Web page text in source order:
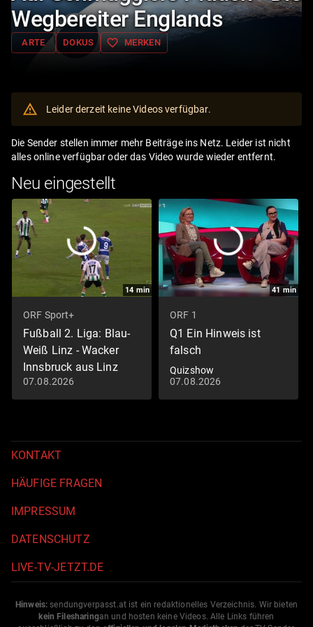
Wegbereiter Englands
ARTE DOKUS favorite_border MERKEN
Leider derzeit keine Videos verfügbar.
Die Sender stellen immer mehr Beiträge ins Netz. Leider ist nicht
alles online verfügbar oder das Video wurde wieder entfernt.
Neu eingestellt
14 min
ORF Sport+
Fußball 2. Liga: Blau-
Weiß Linz - Wacker
Innsbruck aus Linz
Fußball: 2. Liga
07.08.2026
41 min
ORF 1
Q1 Ein Hinweis ist
falsch
Quizshow
07.08.2026
KONTAKT
HÄUFIGE FRAGEN
IMPRESSUM
DATENSCHUTZ
LIVE-TV-JETZT.DE
Hinweis: sendungverpasst.at ist ein redaktionelles Verzeichnis. Wir bieten
kein Filesharingan und hosten keine Videos. Alle Links führen